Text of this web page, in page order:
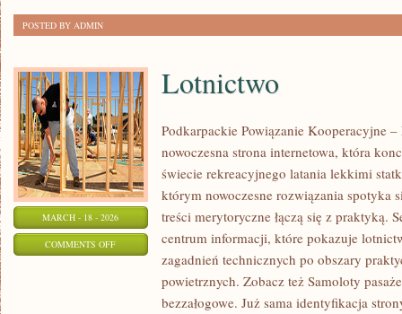
POSTED BY ADMIN
MARCH - 18 - 2026
COMMENTS OFFON
LOTNICTWO
Lotnictwo
Podkarpackie Powiązanie Kooperacyjne
nowoczesna strona internetowa, która
świecie rekreacyjnego latania lekkimi
którym nowoczesne rozwiązania spotyka
treści merytoryczne łączą się z praktyką.
centrum informacji, które pokazuje
zagadnień technicznych po obszary
powietrznych. Zobacz też Samoloty
bezzałogowe. Już sama identyfikacja